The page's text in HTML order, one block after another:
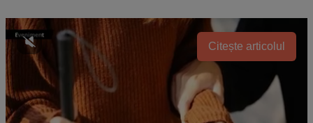
Citește articolul